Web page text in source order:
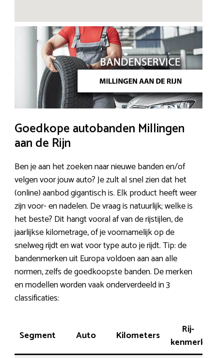
Goedkope autobanden Millingen
aan de Rijn
Ben je aan het zoeken naar nieuwe banden en/of
velgen voor jouw auto? Je zult al snel zien dat het
(online) aanbod gigantisch is. Elk product heeft weer
zijn voor- en nadelen. De vraag is natuurlijk; welke is
het beste? Dit hangt vooral af van de rijstijlen, de
jaarlijkse kilometrage, of je voornamelijk op de
snelweg rijdt en wat voor type auto je rijdt. Tip: de
bandenmerken uit Europa voldoen aan aan alle
normen, zelfs de goedkoopste banden. De merken
en modellen worden vaak onderverdeeld in 3
classificaties:
Segment Auto Kilometers
Rij-
kenmerk